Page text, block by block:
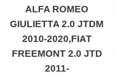
ALFA ROMEO
GIULIETTA 2.0 JTDM
2010-2020,FIAT
FREEMONT 2.0 JTD
2011-